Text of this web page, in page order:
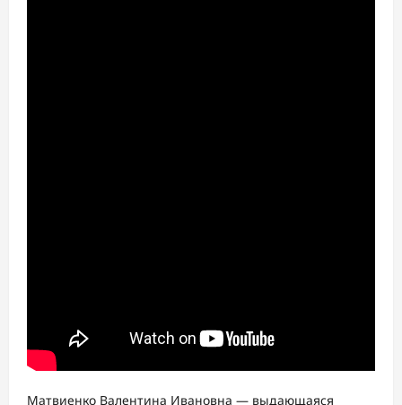
Матвиенко Валентина Ивановна — выдающаяся